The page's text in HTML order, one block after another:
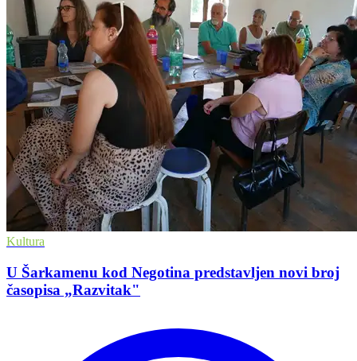
Kultura
U Šarkamenu kod Negotina predstavljen novi broj
časopisa „Razvitak"